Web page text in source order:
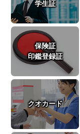
学生証
保険証
印鑑登録証
クオカード